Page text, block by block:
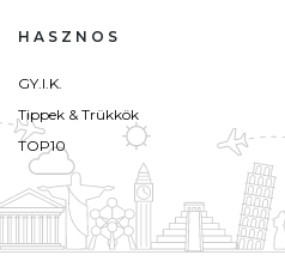
HASZNOS
GY.I.K.
Tippek & Trükkök
TOP10